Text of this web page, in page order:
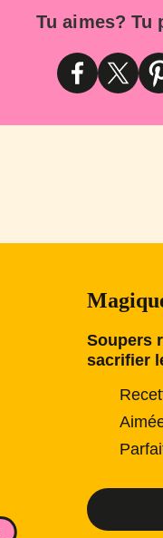
Tu aimes? Tu
Soupers
sacrifier